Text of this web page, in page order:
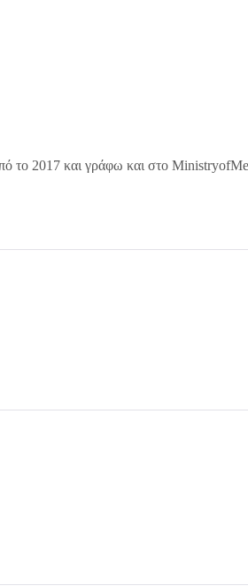
το 2017 και γράφω και στο